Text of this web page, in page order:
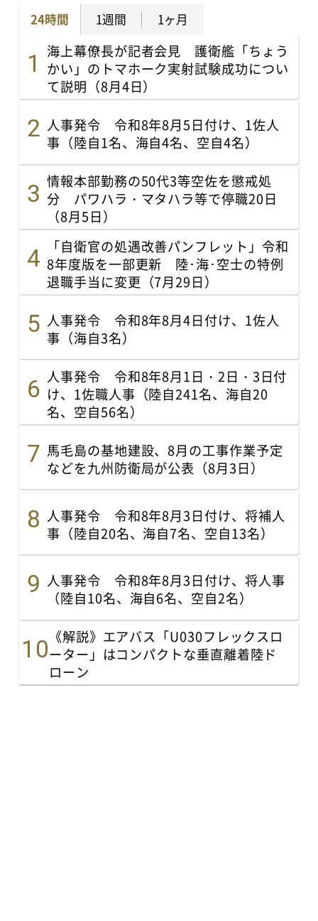
24時間 1週間 1ヶ月
海上幕僚長が記者会見 護衛艦「ちょう
かい」のトマホーク実射試験成功につい
て説明（8月4日）
人事発令 令和8年8月5日付け、1佐人
事（陸自1名、海自4名、空自4名）
情報本部勤務の50代3等空佐を懲戒処
分 パワハラ・マタハラ等で停職20日
（8月5日）
「自衛官の処遇改善パンフレット」令和
8年度版を一部更新 陸･海･空士の特例
退職手当に変更（7月29日）
人事発令 令和8年8月4日付け、1佐人
事（海自3名）
人事発令 令和8年8月1日・2日・3日付
け、1佐職人事（陸自241名、海自20
名、空自56名）
馬毛島の基地建設、8月の工事作業予定
などを九州防衛局が公表（8月3日）
人事発令 令和8年8月3日付け、将補人
事（陸自20名、海自7名、空自13名）
人事発令 令和8年8月3日付け、将人事
（陸自10名、海自6名、空自2名）
《解説》エアバス「U030フレックスロ
ーター」はコンパクトな垂直離着陸ド
ローン